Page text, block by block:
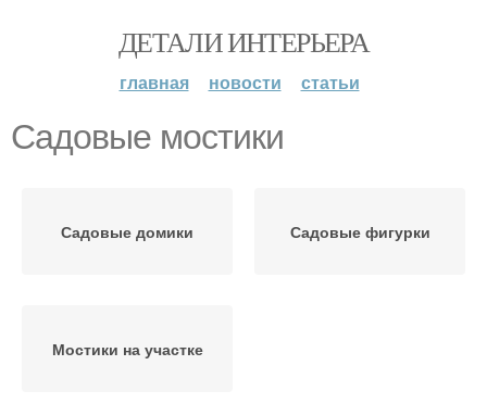
ДЕТАЛИ ИНТЕРЬЕРА
главная новости статьи
Садовые мостики
Садовые домики Садовые фигурки
Мостики на участке